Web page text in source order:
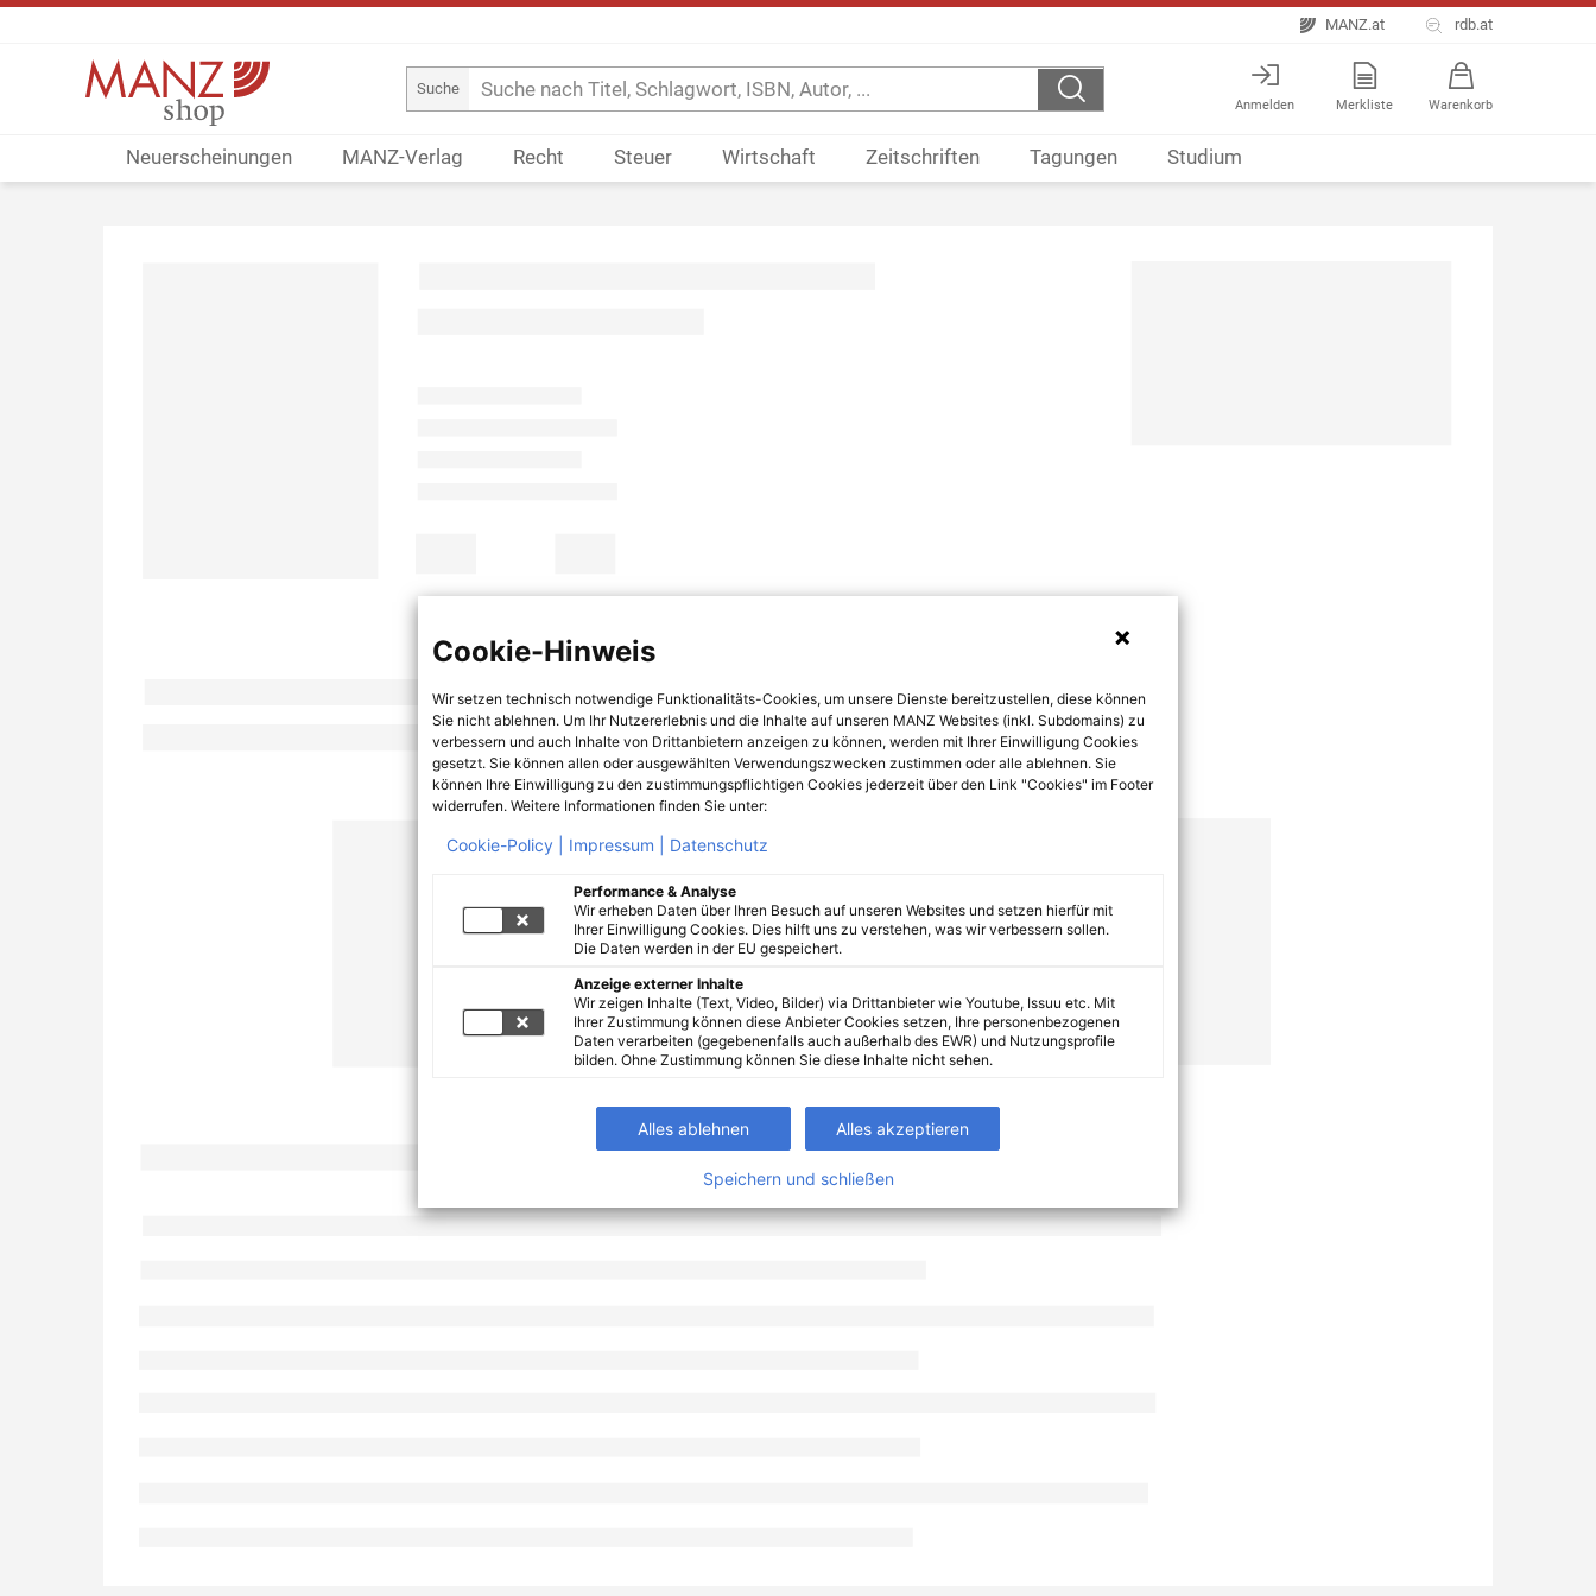
MANZ.at rdb.at
Suche
Anmelden Merkliste Warenkorb
Neuerscheinungen MANZ-Verlag Recht Steuer Wirtschaft Zeitschriften Tagungen Studium
Cookie-Hinweis
Wir setzen technisch notwendige Funktionalitäts-Cookies, um unsere Dienste bereitzustellen, diese können
Sie nicht ablehnen. Um Ihr Nutzererlebnis und die Inhalte auf unseren MANZ Websites (inkl. Subdomains) zu
verbessern und auch Inhalte von Drittanbietern anzeigen zu können, werden mit Ihrer Einwilligung Cookies
gesetzt. Sie können allen oder ausgewählten Verwendungszwecken zustimmen oder alle ablehnen. Sie
können Ihre Einwilligung zu den zustimmungspflichtigen Cookies jederzeit über den Link "Cookies" im Footer
widerrufen. Weitere Informationen finden Sie unter:
Cookie-Policy | Impressum | Datenschutz
Performance & Analyse
Wir erheben Daten über Ihren Besuch auf unseren Websites und setzen hierfür mit
Ihrer Einwilligung Cookies. Dies hilft uns zu verstehen, was wir verbessern sollen.
Die Daten werden in der EU gespeichert.
Anzeige externer Inhalte
Wir zeigen Inhalte (Text, Video, Bilder) via Drittanbieter wie Youtube, Issuu etc. Mit
Ihrer Zustimmung können diese Anbieter Cookies setzen, Ihre personenbezogenen
Daten verarbeiten (gegebenenfalls auch außerhalb des EWR) und Nutzungsprofile
bilden. Ohne Zustimmung können Sie diese Inhalte nicht sehen.
Alles ablehnen Alles akzeptieren
Speichern und schließen